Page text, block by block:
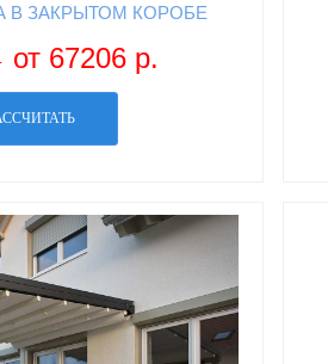
В ЗАКРЫТОМ КОРОБЕ
от 67206 р.